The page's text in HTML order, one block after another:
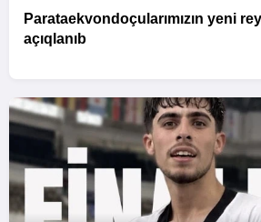
Parataekvondoçularımızın yeni
açıqlanıb